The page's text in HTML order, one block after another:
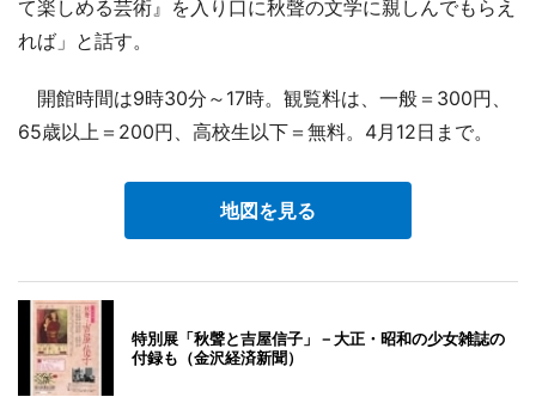
て楽しめる芸術』を入り口に秋聲の文学に親しんでもらえ
れば」と話す。
開館時間は9時30分～17時。観覧料は、一般＝300円、
65歳以上＝200円、高校生以下＝無料。4月12日まで。
地図を見る
特別展「秋聲と吉屋信子」－大正・昭和の少女雑誌の
付録も（金沢経済新聞）